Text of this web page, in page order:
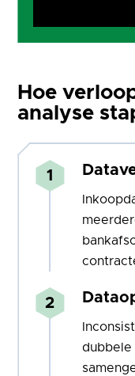
Hoe
analyse
dubbele